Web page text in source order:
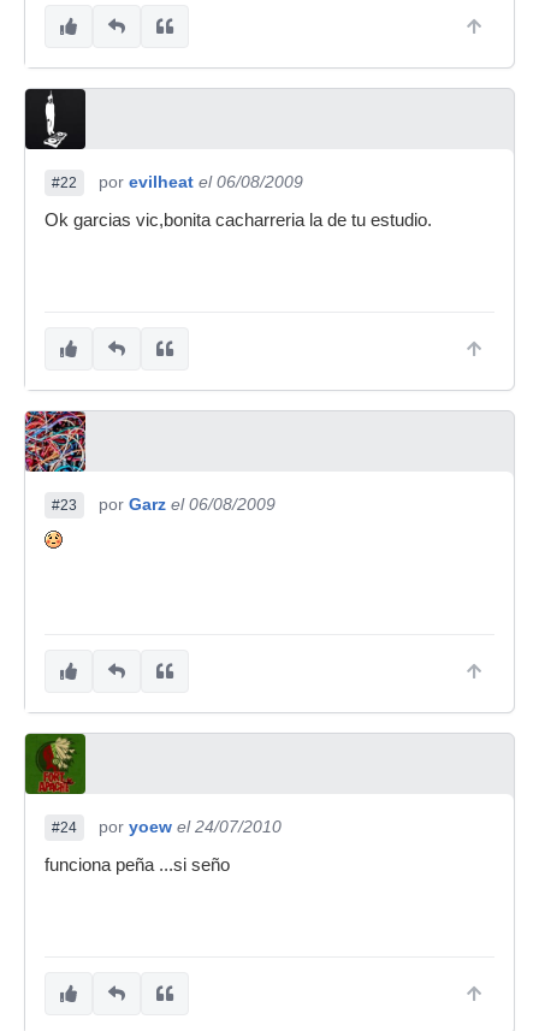
#22 por evilheat el 06/08/2009
Ok garcias vic,bonita cacharreria la de tu estudio.
#23 por Garz el 06/08/2009
#24 por yoew el 24/07/2010
funciona peña ...si seño